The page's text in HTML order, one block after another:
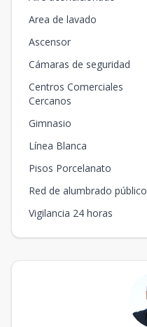
Area de lavado
Ascensor
Cámaras de seguridad
Centros Comerciales
Cercanos
Gimnasio
Línea Blanca
Pisos Porcelanato
Red de alumbrado público
Vigilancia 24 horas